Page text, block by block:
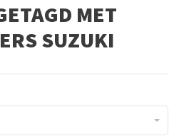
MET
SUZUKI